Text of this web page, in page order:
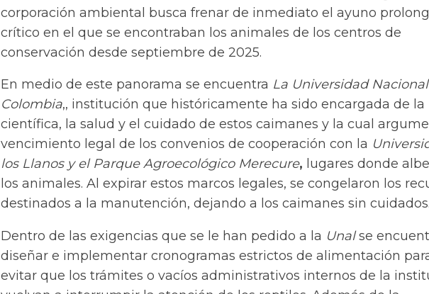
corporación ambiental busca frenar de inmediato el ayuno
crítico en el que se encontraban los animales de los centros de
conservación desde septiembre de 2025.
En medio de este panorama se encuentra La Universidad
Colombia,, institución que históricamente ha sido encargada de la
científica, la salud y el cuidado de estos caimanes y la cual
vencimiento legal de los convenios de cooperación con la
los Llanos y el Parque Agroecológico Merecure, lugares donde
los animales. Al expirar estos marcos legales, se congelaron los
destinados a la manutención, dejando a los caimanes sin cuidados.
Dentro de las exigencias que se le han pedido a la Unalse
diseñar e implementar cronogramas estrictos de alimentación
evitar que los trámites o vacíos administrativos internos de la